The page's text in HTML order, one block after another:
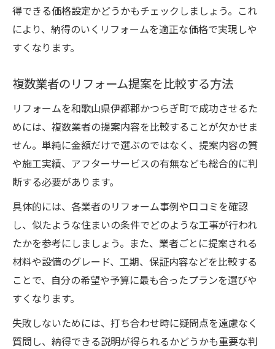
リフォーム業者選びで重視すべきポイント
口コミや実績が示す信頼できる業者とは
リフォーム価格とサービス内容の比較法
勢
リフォーム業者のアフターサービスを活用
築年数の経った住まいに最適なリフォームとは
何か
古い住まいのリフォーム優先ポイント
老朽化した設備のリフォーム費用対効果
耐震補強や外壁塗装のリフォーム重要性
部分リフォームとフルリフォームの違い
費用を無駄にしないリフォーム計画づくりの流
れ
リフォーム計画の立て方と費用見直し術
段階別リフォームで価格をコントロール
得できる価格設定かどうかもチェックしましょう。これ
により、納得のいくリフォームを適正な価格で実現しや
すくなります。
複数業者のリフォーム提案を比較する方法
リフォームを和歌山県伊都郡かつらぎ町で成功させるた
めには、複数業者の提案内容を比較することが欠かせま
せん。単純に金額だけで選ぶのではなく、提案内容の質
や施工実績、アフターサービスの有無なども総合的に判
断する必要があります。
具体的には、各業者のリフォーム事例や口コミを確認
し、似たような住まいの条件でどのような工事が行われ
たかを参考にしましょう。また、業者ごとに提案される
材料や設備のグレード、工期、保証内容などを比較する
ことで、自分の希望や予算に最も合ったプランを選びや
すくなります。
失敗しないためには、打ち合わせ時に疑問点を遠慮なく
質問し、納得できる説明が得られるかどうかも重要な判